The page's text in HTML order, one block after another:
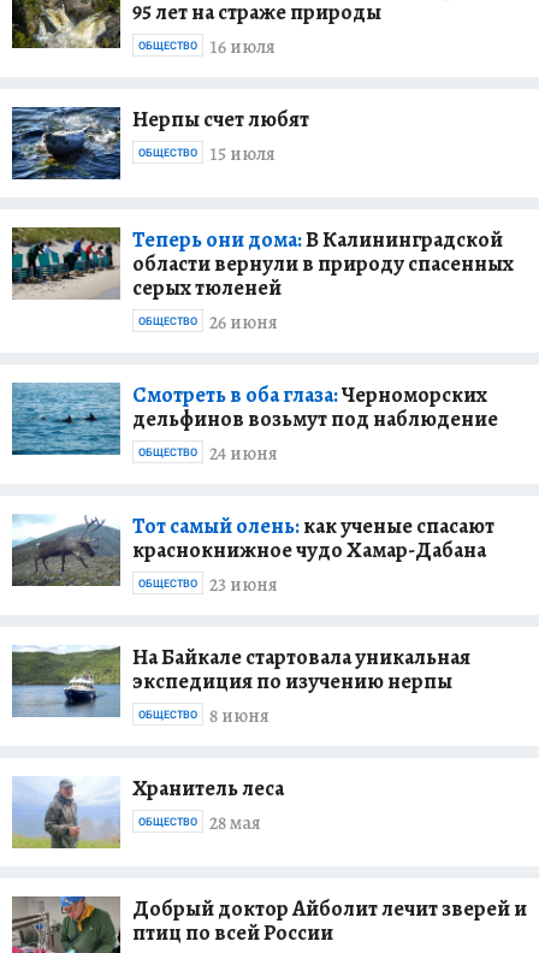
95 лет на страже природы
16 июля
ОБЩЕСТВО
Нерпы счет любят
15 июля
ОБЩЕСТВО
Теперь они дома:В Калининградской
области вернули в природу спасенных
серых тюленей
26 июня
ОБЩЕСТВО
Смотреть в оба глаза:Черноморских
дельфинов возьмут под наблюдение
24 июня
ОБЩЕСТВО
Тот самый олень:как ученые спасают
краснокнижное чудо Хамар-Дабана
23 июня
ОБЩЕСТВО
На Байкале стартовала уникальная
экспедиция по изучению нерпы
8 июня
ОБЩЕСТВО
Хранитель леса
28 мая
ОБЩЕСТВО
Добрый доктор Айболит лечит зверей и
птиц по всей России